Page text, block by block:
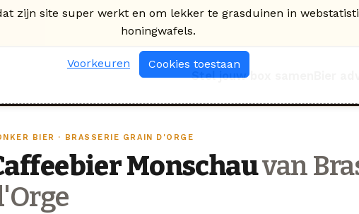
Stel jouw box samen
BIER · BRASSERIE GRAIN D'ORGE
Monschauvan
zijn site super werkt en om lekker te grasduinen in
honingwafels.
Voorkeuren Cookies toestaan